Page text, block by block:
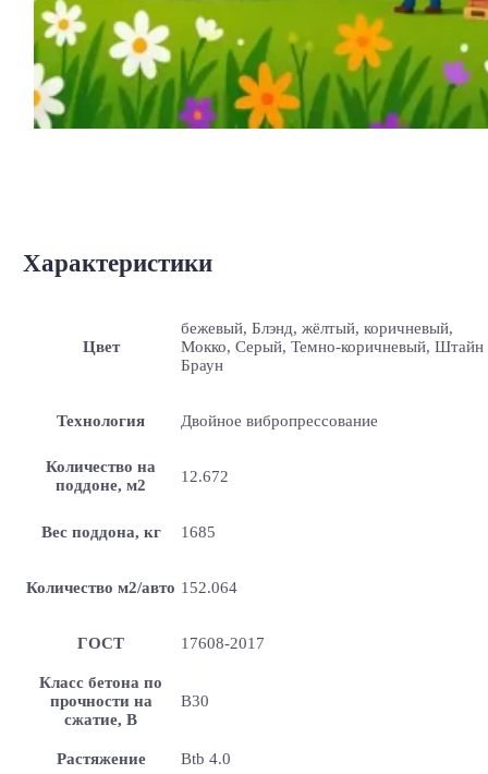
Характеристики
Цвет
бежевый, Блэнд, жёлтый, коричневый,
Мокко, Серый, Темно-коричневый, Штайн
Браун
Технология Двойное вибропрессование
Количество на
поддоне, м2
12.672
Вес поддона, кг 1685
Количество м2/авто 152.064
ГОСТ 17608-2017
Класс бетона по
прочности на
сжатие, В
B30
Растяжение Btb 4.0